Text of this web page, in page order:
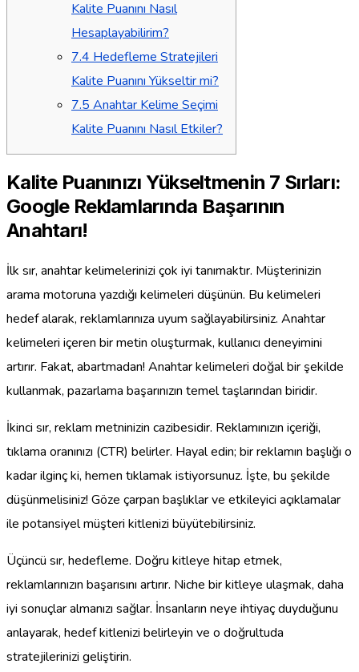
Kalite Puanını Nasıl
Hesaplayabilirim?
7.4 Hedefleme Stratejileri
Kalite Puanını Yükseltir mi?
7.5 Anahtar Kelime Seçimi
Kalite Puanını Nasıl Etkiler?
Kalite Puanınızı Yükseltmenin 7 Sırları:
Google Reklamlarında Başarının
Anahtarı!
İlk sır, anahtar kelimelerinizi çok iyi tanımaktır. Müşterinizin
arama motoruna yazdığı kelimeleri düşünün. Bu kelimeleri
hedef alarak, reklamlarınıza uyum sağlayabilirsiniz. Anahtar
kelimeleri içeren bir metin oluşturmak, kullanıcı deneyimini
artırır. Fakat, abartmadan! Anahtar kelimeleri doğal bir şekilde
kullanmak, pazarlama başarınızın temel taşlarından biridir.
İkinci sır, reklam metninizin cazibesidir. Reklamınızın içeriği,
tıklama oranınızı (CTR) belirler. Hayal edin; bir reklamın başlığı o
kadar ilginç ki, hemen tıklamak istiyorsunuz. İşte, bu şekilde
düşünmelisiniz! Göze çarpan başlıklar ve etkileyici açıklamalar
ile potansiyel müşteri kitlenizi büyütebilirsiniz.
Üçüncü sır, hedefleme. Doğru kitleye hitap etmek,
reklamlarınızın başarısını artırır. Niche bir kitleye ulaşmak, daha
iyi sonuçlar almanızı sağlar. İnsanların neye ihtiyaç duyduğunu
anlayarak, hedef kitlenizi belirleyin ve o doğrultuda
stratejilerinizi geliştirin.